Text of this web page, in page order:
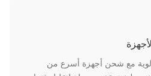
مع شحن أجهزة أسرع من